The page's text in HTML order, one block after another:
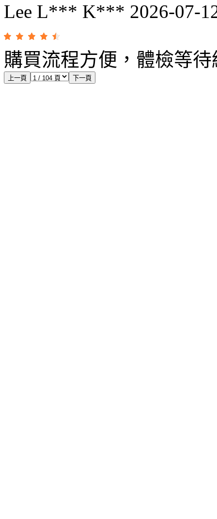
Lee L*** K*** 2026-07-
購買流程方便，體檢等
上一頁 下一頁